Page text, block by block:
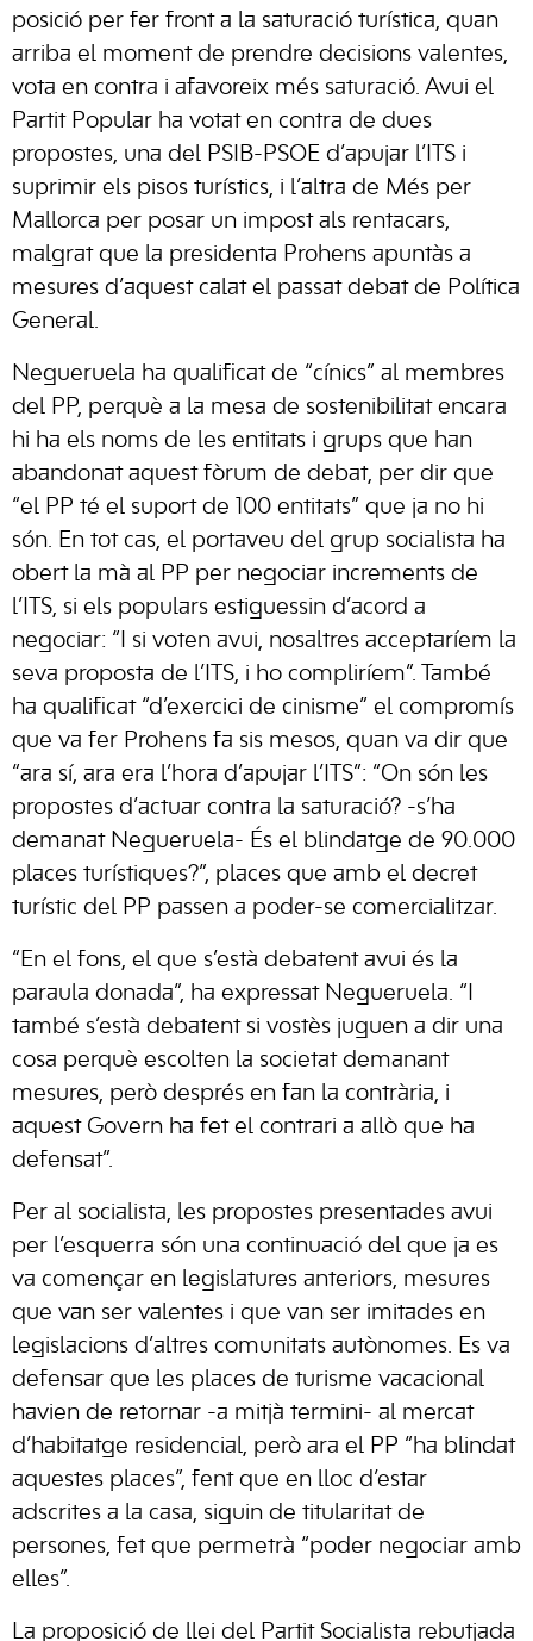
posició per fer front a la saturació turística, quan
arriba el moment de prendre decisions valentes,
vota en contra i afavoreix més saturació. Avui el
Partit Popular ha votat en contra de dues
propostes, una del PSIB-PSOE d’apujar l’ITS i
suprimir els pisos turístics, i l’altra de Més per
Mallorca per posar un impost als rentacars,
malgrat que la presidenta Prohens apuntàs a
mesures d’aquest calat el passat debat de Política
General.
Negueruela ha qualificat de “cínics” al membres
del PP, perquè a la mesa de sostenibilitat encara
hi ha els noms de les entitats i grups que han
abandonat aquest fòrum de debat, per dir que
“el PP té el suport de 100 entitats” que ja no hi
són. En tot cas, el portaveu del grup socialista ha
obert la mà al PP per negociar increments de
l’ITS, si els populars estiguessin d’acord a
negociar: “I si voten avui, nosaltres acceptaríem la
seva proposta de l’ITS, i ho compliríem”. També
ha qualificat “d’exercici de cinisme” el compromís
que va fer Prohens fa sis mesos, quan va dir que
“ara sí, ara era l’hora d’apujar l’ITS”: “On són les
propostes d’actuar contra la saturació? -s’ha
demanat Negueruela- És el blindatge de 90.000
places turístiques?”, places que amb el decret
turístic del PP passen a poder-se comercialitzar.
“En el fons, el que s’està debatent avui és la
paraula donada”, ha expressat Negueruela. “I
també s’està debatent si vostès juguen a dir una
cosa perquè escolten la societat demanant
mesures, però després en fan la contrària, i
aquest Govern ha fet el contrari a allò que ha
defensat”.
Per al socialista, les propostes presentades avui
per l’esquerra són una continuació del que ja es
va començar en legislatures anteriors, mesures
que van ser valentes i que van ser imitades en
legislacions d’altres comunitats autònomes. Es va
defensar que les places de turisme vacacional
havien de retornar -a mitjà termini- al mercat
d’habitatge residencial, però ara el PP “ha blindat
aquestes places”, fent que en lloc d’estar
adscrites a la casa, siguin de titularitat de
persones, fet que permetrà “poder negociar amb
elles”.
La proposició de llei del Partit Socialista rebutjada